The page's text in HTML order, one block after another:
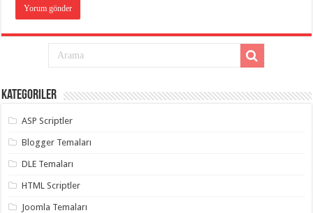
Kategoriler
ASP Scriptler
Blogger Temaları
DLE Temaları
HTML Scriptler
Joomla Temaları